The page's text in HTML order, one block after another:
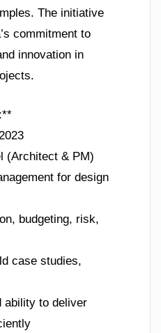
The initiative
commitment to
innovation in
(Architect & PM)
for design
budgeting, risk,
case studies,
ability to deliver